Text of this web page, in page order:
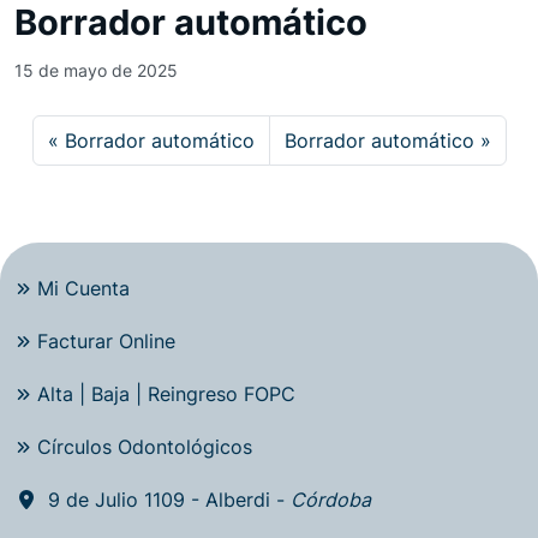
Borrador automático
15 de mayo de 2025
Borrador automático Borrador automático
Mi Cuenta
Facturar Online
Alta | Baja | Reingreso FOPC
Círculos Odontológicos
9 de Julio 1109 - Alberdi - Córdoba